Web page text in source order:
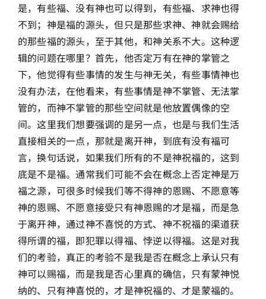
是，有些福、没有神也可以得到，有些福、求神也得
不到；神是福的源头，但只是那些求神、神就会赐给
的那些福的源头，至于其他，和神关系不大。这种逻
辑的问题在哪里？首先，他否定万有在神的掌管之
下，他觉得有些事情的发生与神无关，有些事情神也
没有办法，在他看来，有些事情是神不掌管、无法掌
管的，而神不掌管的那些空间就是他放置偶像的空
间。这里我们想要强调的是另一点，也是与我们生活
直接相关的一点，那就是离开神，到底有没有福可
言，换句话说，如果我们所有的不是神祝福的，这到
底是不是福。通常我们可能不会在概念上否定神是万
福之源，可很多时候我们等不得神的恩赐、不愿意等
神的恩赐、不愿意接受只有神恩赐的才是福，而是急
于离开神，通过神不喜悦的方式、神不祝福的渠道获
得所谓的福，即犯罪以得福、悖逆以得福。这是对我
们的考验，真正的考验不是我是否在概念上承认只有
神可以赐福，而是我是否心里真的确信，只有蒙神悦
纳的、只有神喜悦的，才是神祝福的、才是蒙福的。